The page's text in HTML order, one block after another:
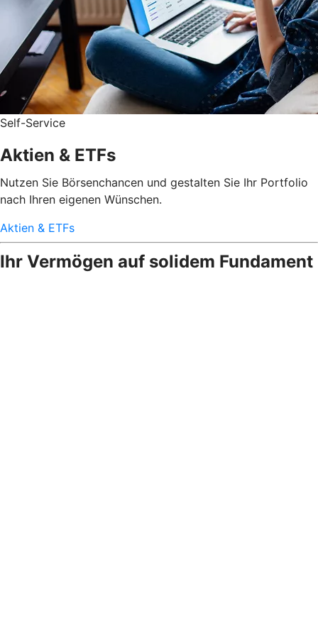
Self-Service
Aktien & ETFs
Nutzen Sie Börsenchancen und gestalten Sie Ihr Portfolio
nach Ihren eigenen Wünschen.
Aktien & ETFs
Ihr Vermögen auf solidem Fundament